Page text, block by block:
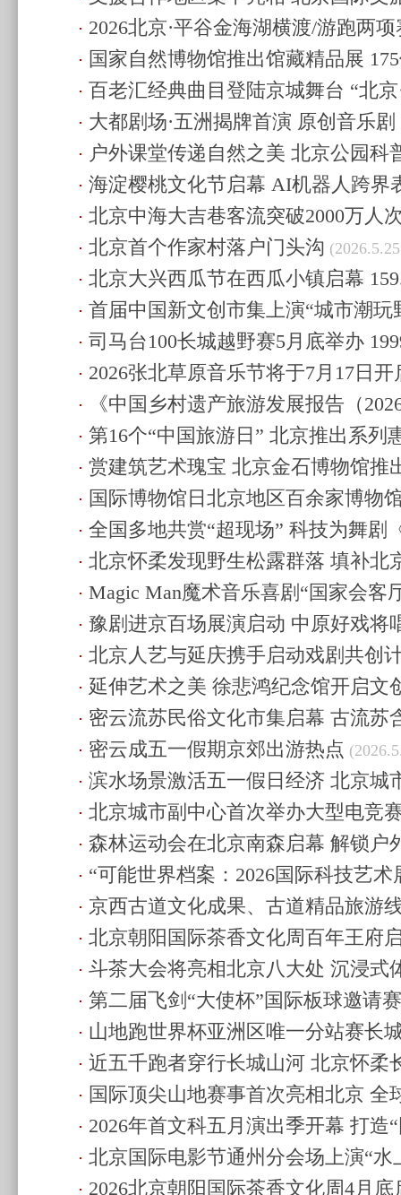
协作空间 (2026.6.9 10:20)
2026北京·平谷金海湖横渡/游跑两
21:41)
国家自然博物馆推出馆藏精品展
现“自然档案” (2026.6.6 08:58)
百老汇经典曲目登陆京城舞台 “北
夜”上演(2026.6.3 08:14)
大都剧场·五洲揭牌首演 原创音乐
险》启航(2026.6.1 21:43)
户外课堂传递自然之美 北京公园科
(2026.5.31 10:30)
海淀樱桃文化节启幕 AI机器人跨界
北京中海大吉巷客流突破2000万人
相(2026.5.27 21:21)
北京首个作家村落户门头沟
北京大兴西瓜节在西瓜小镇启幕
(2026.5.25 09:44)
首届中国新文创市集上演“城市潮玩
食推陈出新(2026.5.23 10:07)
司马台100长城越野赛5月底举办
(2026.5.22 22:06)
2026张北草原音乐节将于7月17日开
《中国乡村遗产旅游发展报告（
(2026.5.20 09:05)
第16个“中国旅游日” 北京推出系列
活力(2026.5.20 08:53)
赏建筑艺术瑰宝 北京金石博物馆推
拓片题跋展 (2026.5.19 08:32)
国际博物馆日北京地区百余家博物
08:29)
全国多地共赏“超现场” 科技为舞剧
予新活力(2026.5.18 10:10)
北京怀柔发现野生松露群落 填补北
空白(2026.5.17 15:15)
Magic Man魔术音乐喜剧“国家会客
20:59)
豫剧进京百场展演启动 中原好戏将
23:00)
北京人艺与延庆携手启动戏剧共创
村振兴(2026.5.11 08:45)
延伸艺术之美 徐悲鸿纪念馆开启文
20:15)
密云流苏民俗文化市集启幕 古流苏
19:02)
密云成五一假期京郊出游热点
滨水场景激活五一假日经济 北京城
升级(2026.5.3 22:03)
北京城市副中心首次举办大型电竞
合发展(2026.5.2 09:06)
森林运动会在北京南森启幕 解锁户
21:11)
“可能世界档案：2026国际科技艺
营 (2026.4.30 19:59)
京西古道文化成果、古道精品旅游
08:02)
北京朝阳国际茶香文化周百年王府
式游园会(2026.4.30 07:54)
斗茶大会将亮相北京八大处 沉浸式
化(2026.4.29 10:35)
第二届飞剑“大使杯”国际板球邀请
22:31)
山地跑世界杯亚洲区唯一分站赛长
手京城古径对决(2026.4.27 10:03)
近五千跑者穿行长城山河 北京怀柔
湖畔举办 (2026.4.26 12:11)
国际顶尖山地赛事首次亮相北京 全
速(2026.4.26 12:06)
2026年首文科五月演出季开幕 打造
(2026.4.26 12:02)
北京国际电影节通州分会场上演“水
运河唤醒周 (2026.4.25 15:31)
2026北京朝阳国际茶香文化周4月底